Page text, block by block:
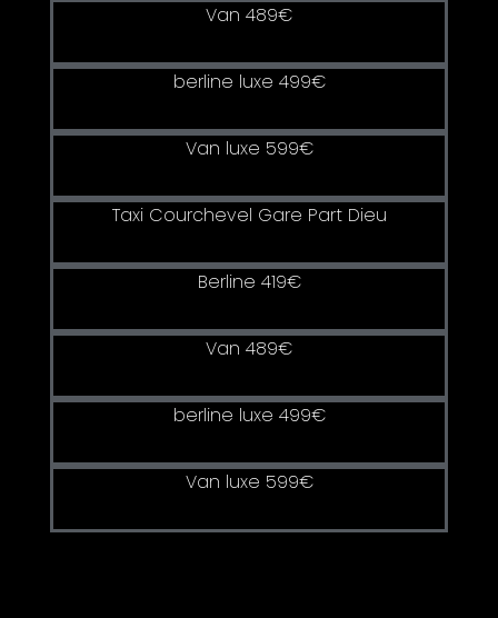
Van 489€
berline luxe 499€
Van luxe 599€
Taxi Courchevel Gare Part Dieu
Berline 419€
Van 489€
berline luxe 499€
Van luxe 599€